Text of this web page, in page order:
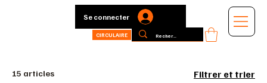
Se connecter
CIRCULAIRE
15 articles Filtrer et trier